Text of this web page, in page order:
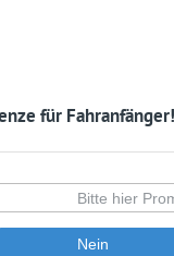
für Fahranfänger!